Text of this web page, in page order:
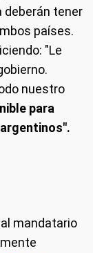
deberán tener
países.
"Le
nuestro
para
mandatario